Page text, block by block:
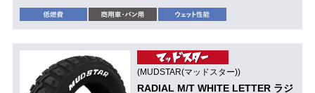
(MUDSTAR(マッドスター))
RADIAL M/T WHITE LETTER ラジ